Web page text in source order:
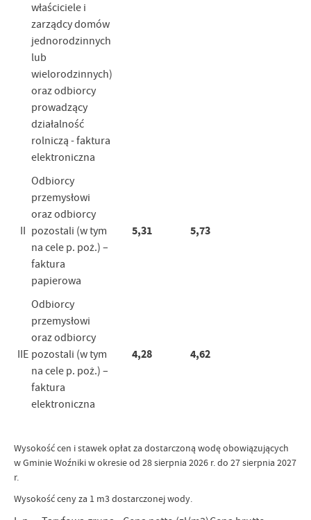
właściciele i
zarządcy domów
jednorodzinnych
lub
wielorodzinnych)
oraz odbiorcy
prowadzący
działalność
rolniczą - faktura
elektroniczna
II
Odbiorcy
przemysłowi
oraz odbiorcy
pozostali (w tym
na cele p. poż.) –
faktura
papierowa
5,31 5,73
IIE
Odbiorcy
przemysłowi
oraz odbiorcy
pozostali (w tym
na cele p. poż.) –
faktura
elektroniczna
4,28 4,62
Wysokość cen i stawek opłat za dostarczoną wodę obowiązujących
w Gminie Woźniki w okresie od 28 sierpnia 2026 r. do 27 sierpnia 2027
r.
Wysokość ceny za 1 m3 dostarczonej wody.